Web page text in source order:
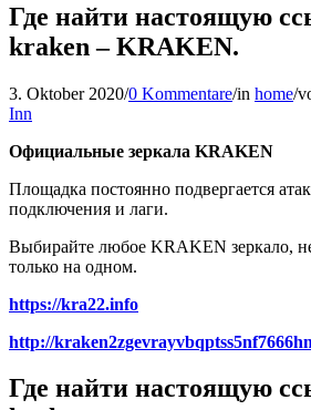
Где найти настоящую
kraken – KRAKEN.
3. Oktober 2020/0 Kommentare/in home/
Inn
Официальные зеркала KRAKEN
Площадка постоянно подвергается
подключения и лаги.
Выбирайте любое KRAKEN зеркало,
только на одном.
https://kra22.info
http://
Где найти настоящую